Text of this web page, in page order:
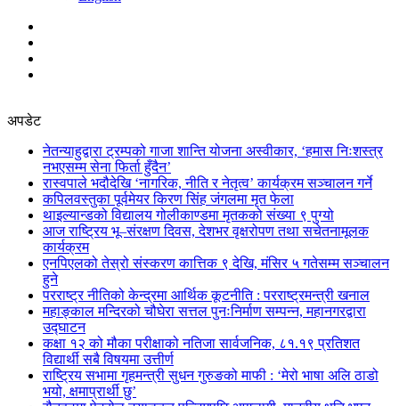
अपडेट
नेतन्याहुद्वारा ट्रम्पको गाजा शान्ति योजना अस्वीकार, ‘हमास निःशस्त्र
नभएसम्म सेना फिर्ता हुँदैन’
रास्वपाले भदौदेखि ‘नागरिक, नीति र नेतृत्व’ कार्यक्रम सञ्चालन गर्ने
कपिलवस्तुका पूर्वमेयर किरण सिंह जंगलमा मृत फेला
थाइल्यान्डको विद्यालय गोलीकाण्डमा मृतकको संख्या ९ पुग्यो
आज राष्ट्रिय भू–संरक्षण दिवस, देशभर वृक्षरोपण तथा सचेतनामूलक
कार्यक्रम
एनपिएलको तेस्रो संस्करण कात्तिक ९ देखि, मंसिर ५ गतेसम्म सञ्चालन
हुने
परराष्ट्र नीतिको केन्द्रमा आर्थिक कूटनीति : परराष्ट्रमन्त्री खनाल
महाङ्काल मन्दिरको चौघेरा सत्तल पुनःनिर्माण सम्पन्न, महानगरद्वारा
उद्घाटन
कक्षा १२ को मौका परीक्षाको नतिजा सार्वजनिक, ८१.१९ प्रतिशत
विद्यार्थी सबै विषयमा उत्तीर्ण
राष्ट्रिय सभामा गृहमन्त्री सुधन गुरुङको माफी : ‘मेरो भाषा अलि ठाडो
भयो, क्षमाप्रार्थी छु’